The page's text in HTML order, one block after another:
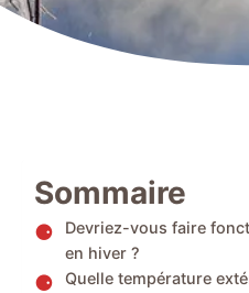
Sommaire
Devriez-vous faire
en hiver ?
Quelle température